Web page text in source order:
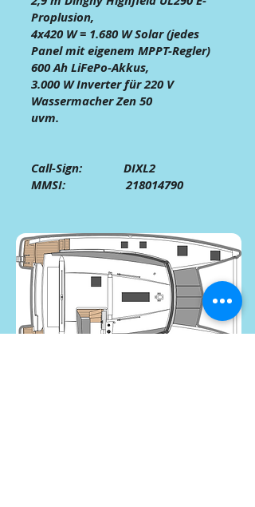
Proplusion,
4x420 W = 1.680 WSolar (jedes
Panel mit eigenem MPPT-Regler)
600 Ah LiFePo-Akkus,
3.000 W Inverter für 220 V
Wassermacher Zen 50
uvm.
Call-Sign: DIXL2
MMSI:218014790